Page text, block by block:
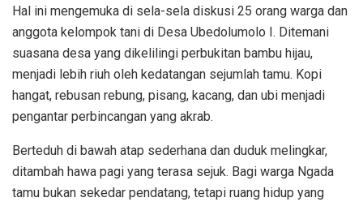
Hal ini mengemuka di sela-sela diskusi 25 orang warga dan
anggota kelompok tani di Desa Ubedolumolo I. Ditemani
suasana desa yang dikelilingi perbukitan bambu hijau,
menjadi lebih riuh oleh kedatangan sejumlah tamu. Kopi
hangat, rebusan rebung, pisang, kacang, dan ubi menjadi
pengantar perbincangan yang akrab.
Berteduh di bawah atap sederhana dan duduk melingkar,
ditambah hawa pagi yang terasa sejuk. Bagi warga Ngada
tamu bukan sekedar pendatang, tetapi ruang hidup yang